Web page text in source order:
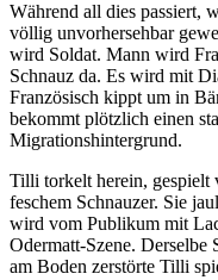
Während all dies passiert,
völlig unvorhersehbar
wird Soldat. Mann wird
Schnauz da. Es wird mit
Französisch kippt um in
bekommt plötzlich einen
Migrationshintergrund.
Tilli torkelt herein, gespielt
feschem Schnauzer. Sie
wird vom Publikum mit
Odermatt-Szene. Derselbe
am Boden zerstörte Tilli